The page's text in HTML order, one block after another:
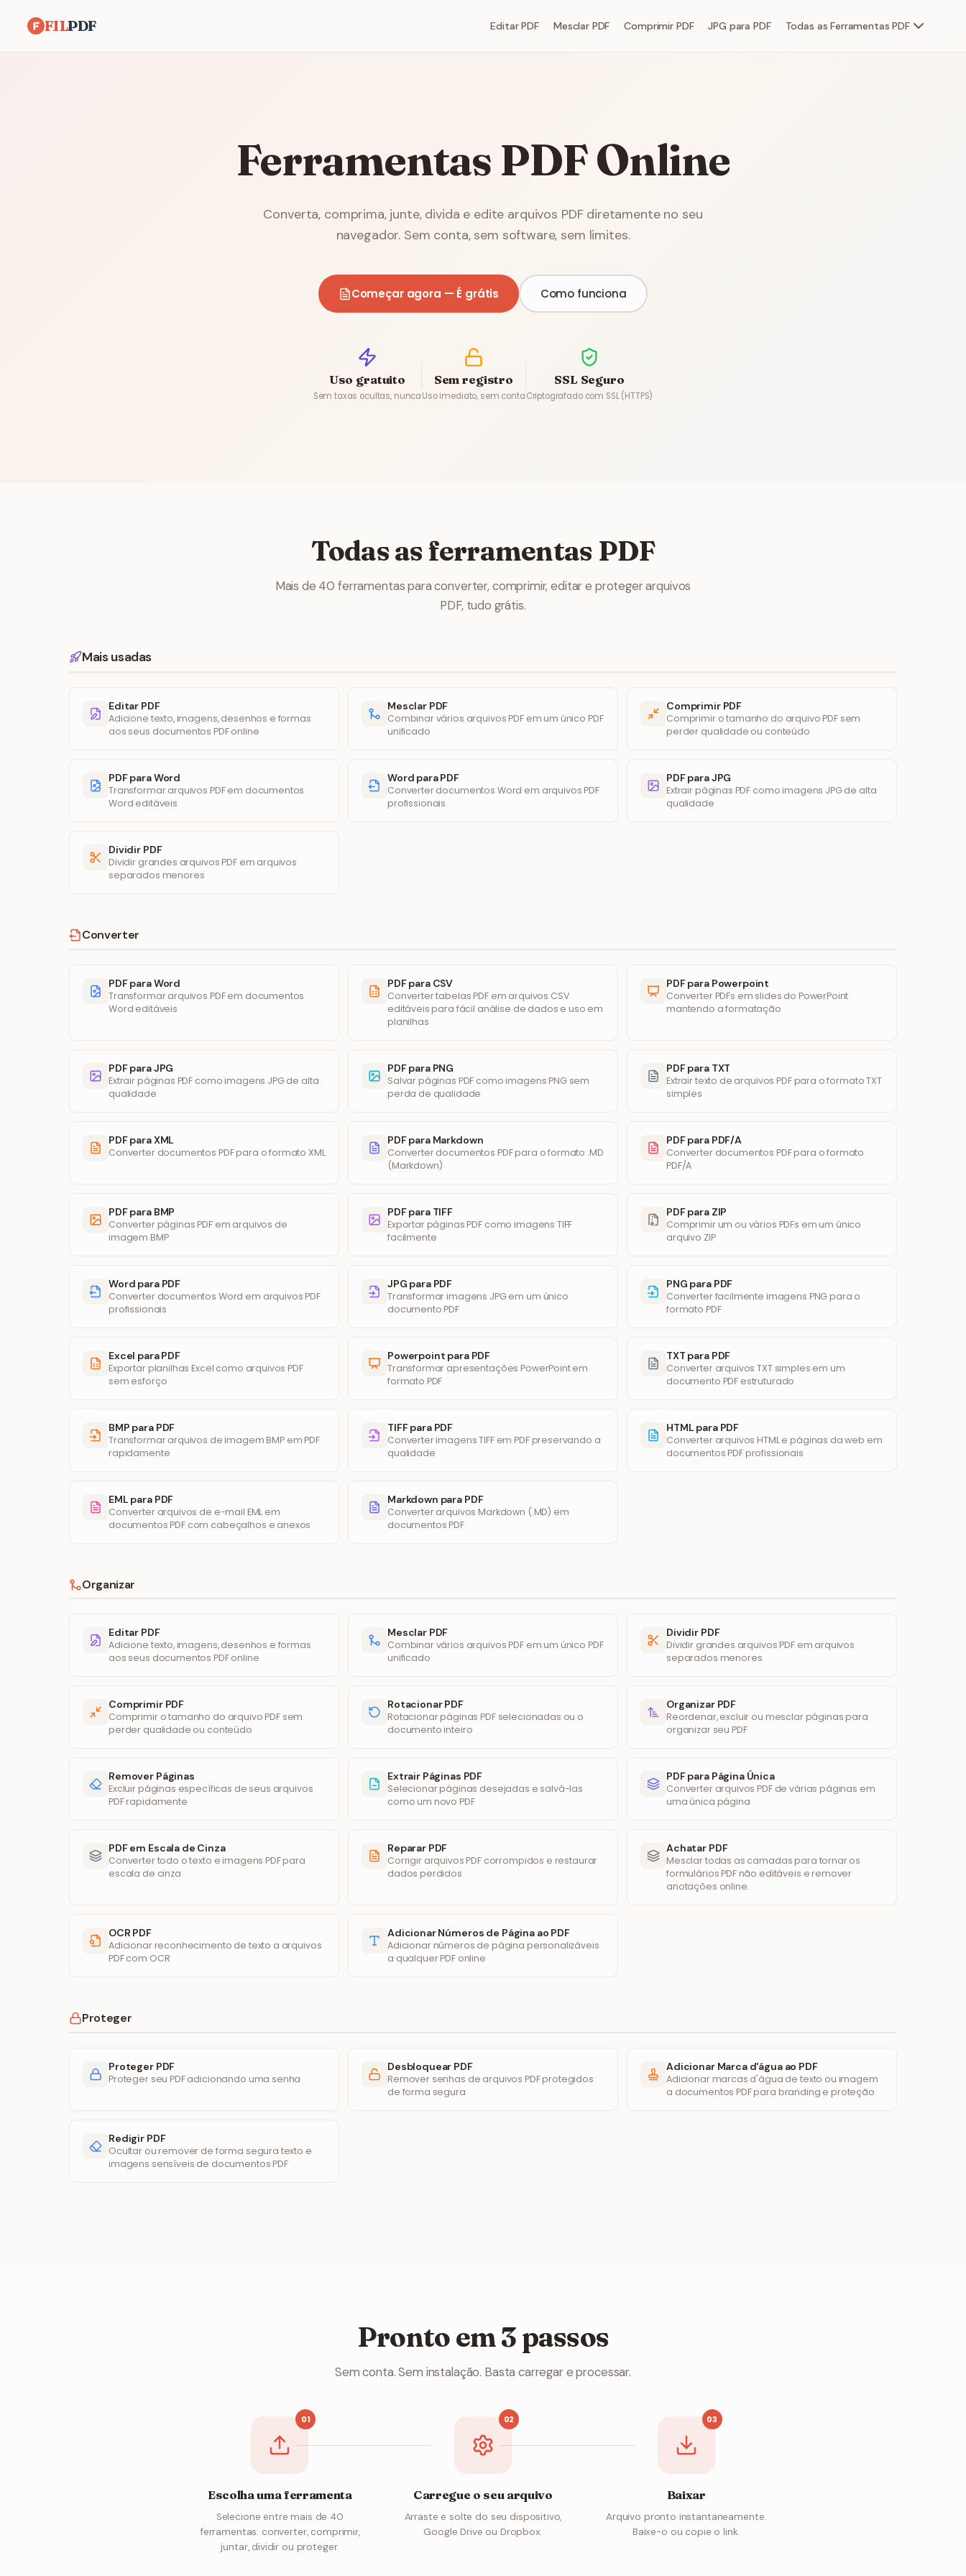
FILPDF Editar PDF Mesclar PDF Comprimir PDF JPG para PDF Todas as Ferramentas PDF
Ferramentas PDF Online
Converta, comprima, junte, divida e edite arquivos PDF diretamente no seu
navegador. Sem conta, sem software, sem limites.
Começar agora — É grátis Como funciona
Uso gratuito
Sem taxas ocultas, nunca
Sem registro
Uso imediato, sem conta
SSL Seguro
Criptografado com SSL (HTTPS)
Todas as ferramentas PDF
Mais de 40 ferramentas para converter, comprimir, editar e proteger arquivos
PDF, tudo grátis.
Mais usadas
Editar PDF
Adicione texto, imagens, desenhos e formas
aos seus documentos PDF online
Mesclar PDF
Combinar vários arquivos PDF em um único PDF
unificado
Comprimir PDF
Comprimir o tamanho do arquivo PDF sem
perder qualidade ou conteúdo
PDF para Word
Transformar arquivos PDF em documentos
Word editáveis
Word para PDF
Converter documentos Word em arquivos PDF
profissionais
PDF para JPG
Extrair páginas PDF como imagens JPG de alta
qualidade
Dividir PDF
Dividir grandes arquivos PDF em arquivos
separados menores
Converter
PDF para Word
Transformar arquivos PDF em documentos
Word editáveis
PDF para CSV
Converter tabelas PDF em arquivos CSV
editáveis para fácil análise de dados e uso em
planilhas
PDF para Powerpoint
Converter PDFs em slides do PowerPoint
mantendo a formatação
PDF para JPG
Extrair páginas PDF como imagens JPG de alta
qualidade
PDF para PNG
Salvar páginas PDF como imagens PNG sem
perda de qualidade
PDF para TXT
Extrair texto de arquivos PDF para o formato TXT
simples
PDF para XML
Converter documentos PDF para o formato XML
PDF para Markdown
Converter documentos PDF para o formato .MD
(Markdown)
PDF para PDF/A
Converter documentos PDF para o formato
PDF/A
PDF para BMP
Converter páginas PDF em arquivos de
imagem BMP
PDF para TIFF
Exportar páginas PDF como imagens TIFF
facilmente
PDF para ZIP
Comprimir um ou vários PDFs em um único
arquivo ZIP
Word para PDF
Converter documentos Word em arquivos PDF
profissionais
JPG para PDF
Transformar imagens JPG em um único
documento PDF
PNG para PDF
Converter facilmente imagens PNG para o
formato PDF
Excel para PDF
Exportar planilhas Excel como arquivos PDF
sem esforço
Powerpoint para PDF
Transformar apresentações PowerPoint em
formato PDF
TXT para PDF
Converter arquivos TXT simples em um
documento PDF estruturado
BMP para PDF
Transformar arquivos de imagem BMP em PDF
rapidamente
TIFF para PDF
Converter imagens TIFF em PDF preservando a
qualidade
HTML para PDF
Converter arquivos HTML e páginas da web em
documentos PDF profissionais
EML para PDF
Converter arquivos de e-mail EML em
documentos PDF com cabeçalhos e anexos
Markdown para PDF
Converter arquivos Markdown (.MD) em
documentos PDF
Organizar
Editar PDF
Adicione texto, imagens, desenhos e formas
aos seus documentos PDF online
Mesclar PDF
Combinar vários arquivos PDF em um único PDF
unificado
Dividir PDF
Dividir grandes arquivos PDF em arquivos
separados menores
Comprimir PDF
Comprimir o tamanho do arquivo PDF sem
perder qualidade ou conteúdo
Rotacionar PDF
Rotacionar páginas PDF selecionadas ou o
documento inteiro
Organizar PDF
Reordenar, excluir ou mesclar páginas para
organizar seu PDF
Remover Páginas
Excluir páginas específicas de seus arquivos
PDF rapidamente
Extrair Páginas PDF
Selecionar páginas desejadas e salvá-las
como um novo PDF
PDF para Página Única
Converter arquivos PDF de várias páginas em
uma única página
PDF em Escala de Cinza
Converter todo o texto e imagens PDF para
escala de cinza
Reparar PDF
Corrigir arquivos PDF corrompidos e restaurar
dados perdidos
Achatar PDF
Mesclar todas as camadas para tornar os
formulários PDF não editáveis e remover
anotações online.
OCR PDF
Adicionar reconhecimento de texto a arquivos
PDF com OCR
Adicionar Números de Página ao PDF
Adicionar números de página personalizáveis
a qualquer PDF online
Proteger
Proteger PDF
Proteger seu PDF adicionando uma senha
Desbloquear PDF
Remover senhas de arquivos PDF protegidos
de forma segura
Adicionar Marca d'água ao PDF
Adicionar marcas d'água de texto ou imagem
a documentos PDF para branding e proteção
Redigir PDF
Ocultar ou remover de forma segura texto e
imagens sensíveis de documentos PDF
Pronto em 3 passos
Sem conta. Sem instalação. Basta carregar e processar.
01
Escolha uma ferramenta
Selecione entre mais de 40
ferramentas: converter, comprimir,
juntar, dividir ou proteger.
02
Carregue o seu arquivo
Arraste e solte do seu dispositivo,
Google Drive ou Dropbox.
03
Baixar
Arquivo pronto instantaneamente.
Baixe-o ou copie o link.